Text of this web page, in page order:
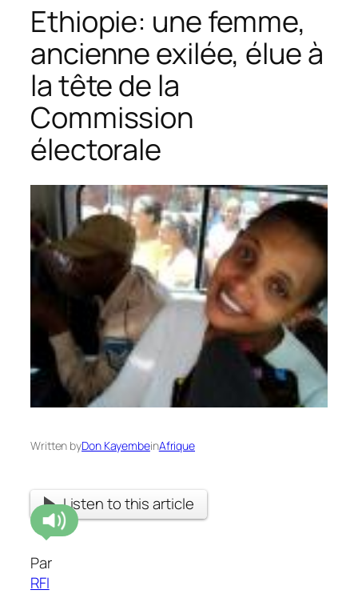
Ethiopie: une femme,
ancienne exilée, élue à
la tête de la
Commission
électorale
Written byDon KayembeinAfrique
Listen to this article
Par
RFI